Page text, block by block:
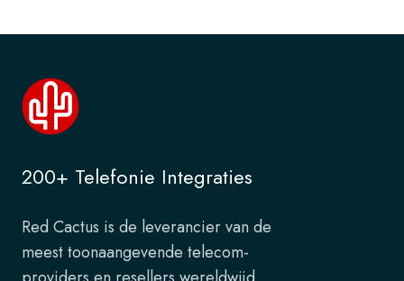
200+ Telefonie Integraties
Red Cactus is de leverancier van de
meest toonaangevende telecom-